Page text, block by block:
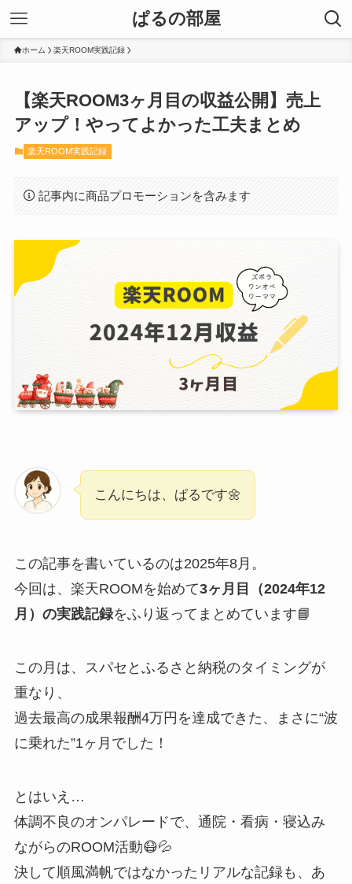
ぱるの部屋
ホーム 楽天ROOM実践記録
【楽天ROOM3ヶ月目の収益公開】売上
アップ！やってよかった工夫まとめ
楽天ROOM実践記録
記事内に商品プロモーションを含みます
こんにちは、ぱるです🌼
この記事を書いているのは2025年8月。
今回は、楽天ROOMを始めて3ヶ月目（2024年12
月）の実践記録をふり返ってまとめています📘
この月は、スパセとふるさと納税のタイミングが
重なり、
過去最高の成果報酬4万円を達成できた、まさに“波
に乗れた”1ヶ月でした！
とはいえ…
体調不良のオンパレードで、通院・看病・寝込み
ながらのROOM活動😷💦
決して順風満帆ではなかったリアルな記録も、あ